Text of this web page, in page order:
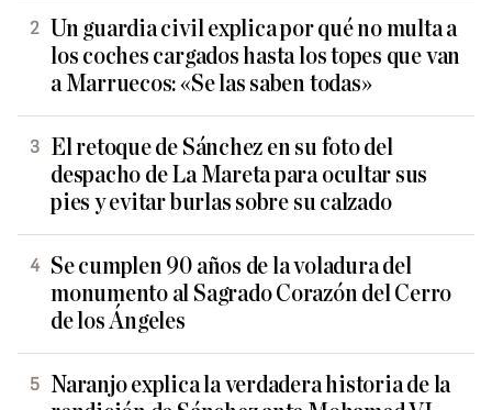
Un guardia civil explica por qué no multa a
los coches cargados hasta los topes que van
a Marruecos: «Se las saben todas»
El retoque de Sánchez en su foto del
despacho de La Mareta para ocultar sus
pies y evitar burlas sobre su calzado
Se cumplen 90 años de la voladura del
monumento al Sagrado Corazón del Cerro
de los Ángeles
Naranjo explica la verdadera historia de la